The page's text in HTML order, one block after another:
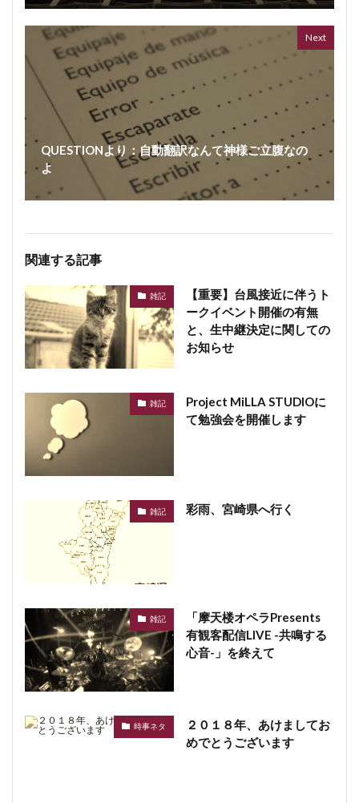
Next
QUESTIONより：自動翻訳なんて神様ご立腹なの
よ
関連する記事
雑記
【重要】台風接近に伴うト
ークイベント開催の有無
と、生中継決定に関しての
お知らせ
雑記
Project MiLLA STUDIOに
て勉強会を開催します
雑記 彩雨、宮崎県へ行く
雑記
「摩天楼オペラPresents
有観客配信LIVE -共鳴する
心音-」を終えて
時事ネタ
２０１８年、あけましてお
めでとうございます